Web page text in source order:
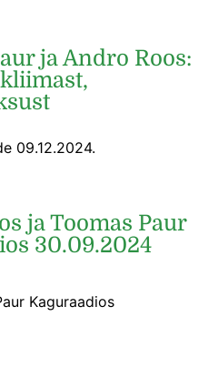
ja Andro Roos:
09.12.2024.
ja Toomas Paur
30.09.2024
Kaguraadios